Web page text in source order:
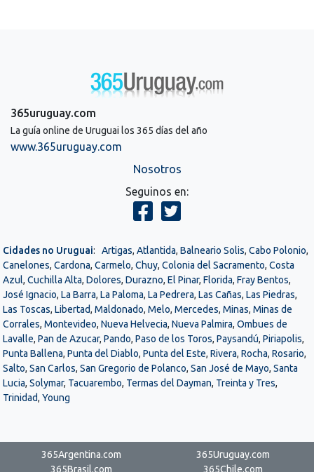
365uruguay.com
La guía online de Uruguai los 365 días del año
www.365uruguay.com
Nosotros
Seguinos en:
Cidades no Uruguai: Artigas, Atlantida, Balneario Solis, Cabo Polonio,
Canelones, Cardona, Carmelo, Chuy, Colonia del Sacramento, Costa
Azul, Cuchilla Alta, Dolores, Durazno, El Pinar, Florida, Fray Bentos,
José Ignacio, La Barra, La Paloma, La Pedrera, Las Cañas, Las Piedras,
Las Toscas, Libertad, Maldonado, Melo, Mercedes, Minas, Minas de
Corrales, Montevideo, Nueva Helvecia, Nueva Palmira, Ombues de
Lavalle, Pan de Azucar, Pando, Paso de los Toros, Paysandú, Piriapolis,
Punta Ballena, Punta del Diablo, Punta del Este, Rivera, Rocha, Rosario,
Salto, San Carlos, San Gregorio de Polanco, San José de Mayo, Santa
Lucia, Solymar, Tacuarembo, Termas del Dayman, Treinta y Tres,
Trinidad, Young
365Argentina.com
365Uruguay.com
365Brasil.com
365Chile.com